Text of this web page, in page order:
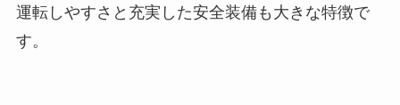
運転しやすさと充実した安全装備も大きな特徴で
す。